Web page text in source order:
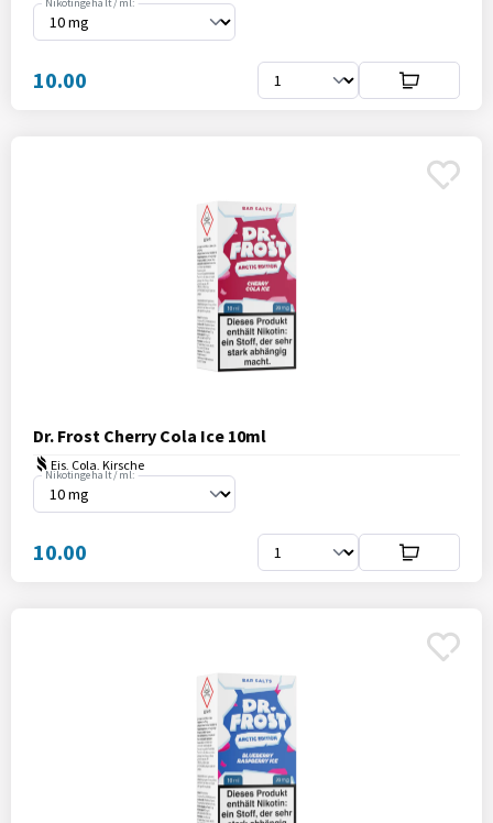
Nikotingehalt / ml:
10.00
Dr. Frost Cherry Cola Ice 10ml
Eis, Cola, Kirsche
Nikotingehalt / ml:
10.00